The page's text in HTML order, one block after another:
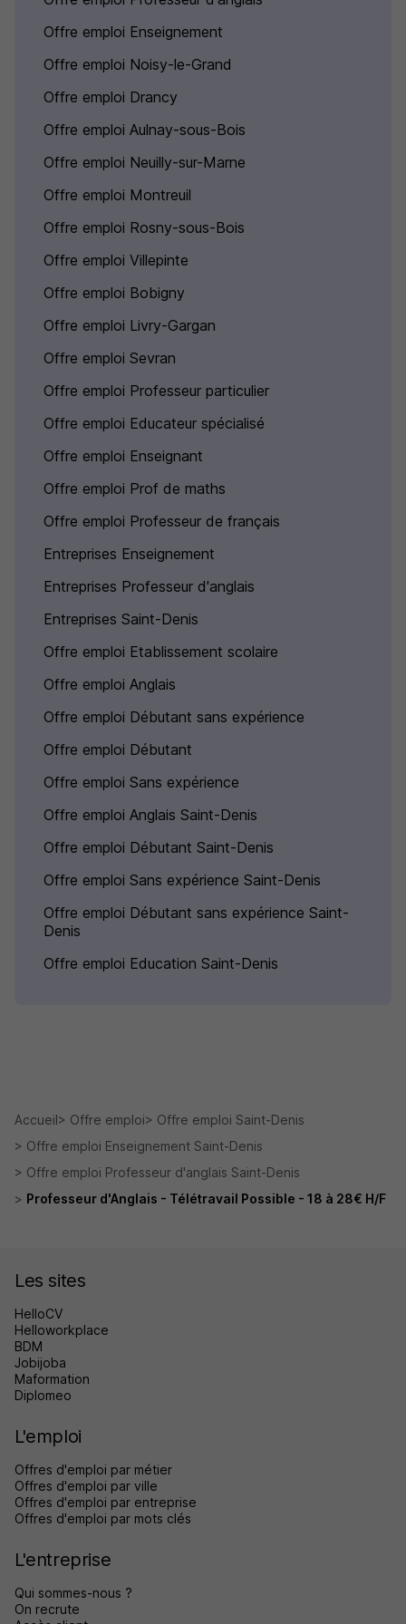
Offre emploi Enseignement
Offre emploi Noisy-le-Grand
Offre emploi Drancy
Offre emploi Aulnay-sous-Bois
Offre emploi Neuilly-sur-Marne
Offre emploi Montreuil
Offre emploi Rosny-sous-Bois
Offre emploi Villepinte
Offre emploi Bobigny
Offre emploi Livry-Gargan
Offre emploi Sevran
Offre emploi Professeur particulier
Offre emploi Educateur spécialisé
Offre emploi Enseignant
Offre emploi Prof de maths
Offre emploi Professeur de français
Entreprises Enseignement
Entreprises Professeur d'anglais
Entreprises Saint-Denis
Offre emploi Etablissement scolaire
Offre emploi Anglais
Offre emploi Débutant sans expérience
Offre emploi Débutant
Offre emploi Sans expérience
Offre emploi Anglais Saint-Denis
Offre emploi Débutant Saint-Denis
Offre emploi Sans expérience Saint-Denis
Offre emploi Débutant sans expérience Saint-
Denis
Offre emploi Education Saint-Denis
Accueil Offre emploi
Offre emploi Saint-Denis
Offre emploi Enseignement Saint-Denis
Offre emploi Professeur d'anglais Saint-Denis
Professeur d'Anglais - Télétravail Possible - 18 à 28€ H/F
Les sites
HelloCV
Helloworkplace
BDM
Jobijoba
Maformation
Diplomeo
L'emploi
Offres d'emploi par métier
Offres d'emploi par ville
Offres d'emploi par entreprise
Offres d'emploi par mots clés
L'entreprise
Qui sommes-nous ?
On recrute